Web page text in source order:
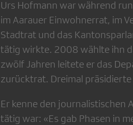
Urs Hofmann war während
im Aarauer Einwohnerrat, im
Stadtrat und das
tätig wirkte. 2008 wählte ihn
zwölf Jahren leitete er das
zurücktrat. Dreimal präsidierte
Er kenne den journalistischen
tätig war: «Es gab Phasen in